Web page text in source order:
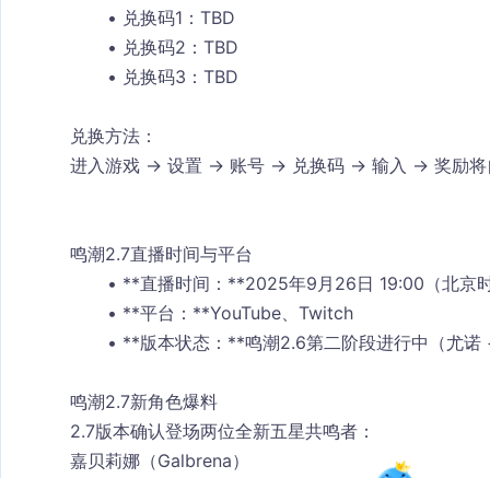
兑换码1：TBD
兑换码2：TBD
兑换码3：TBD
兑换方法：
进入游戏 → 设置 → 账号 → 兑换码 → 输入 → 奖励将
鸣潮2.7直播时间与平台
**直播时间：**2025年9月26日 19:00（北京
**平台：**YouTube、Twitch
**版本状态：**鸣潮2.6第二阶段进行中（尤诺
鸣潮2.7新角色爆料
2.7版本确认登场两位全新五星共鸣者：
嘉贝莉娜（Galbrena）